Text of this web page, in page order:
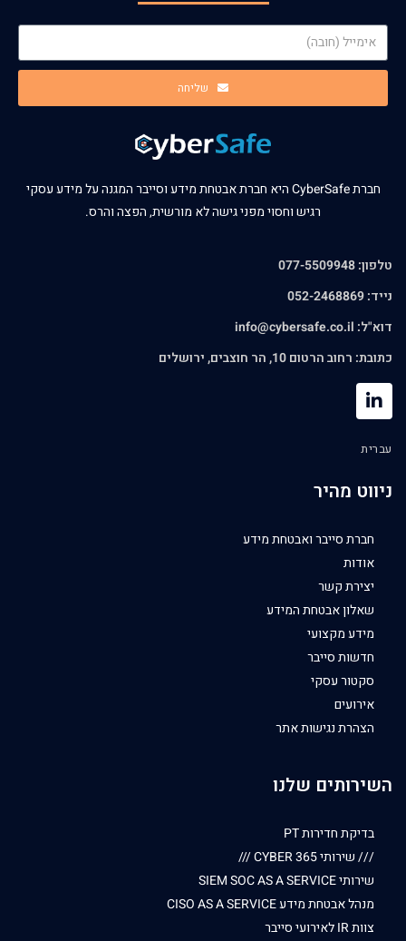
שליחה
חברת CyberSafe היא חברת אבטחת מידע וסייבר המגנה על מידע עסקי
רגיש וחסוי מפני גישה לא מורשית, הפצה והרס.
טלפון: 077-5509948
נייד: 052-2468869
דוא"ל: info@cybersafe.co.il
כתובת: רחוב הרטום 10, הר חוצבים, ירושלים
עברית
ניווט מהיר
חברת סייבר ואבטחת מידע
אודות
יצירת קשר
שאלון אבטחת המידע
מידע מקצועי
חדשות סייבר
סקטור עסקי
אירועים
הצהרת נגישות אתר
השירותים שלנו
בדיקת חדירות PT
/// שירותי CYBER 365 ///
שירותי SIEM SOC AS A SERVICE
מנהל אבטחת מידע CISO AS A SERVICE
צוות IR לאירועי סייבר